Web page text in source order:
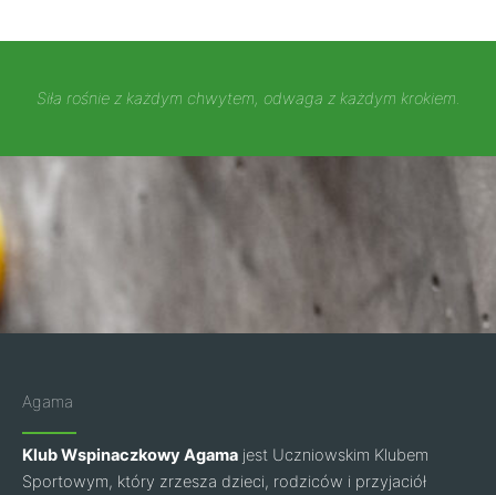
Siła rośnie z każdym chwytem, odwaga z każdym krokiem.
Agama
Klub Wspinaczkowy Agama jest Uczniowskim Klubem
Sportowym, który zrzesza dzieci, rodziców i przyjaciół